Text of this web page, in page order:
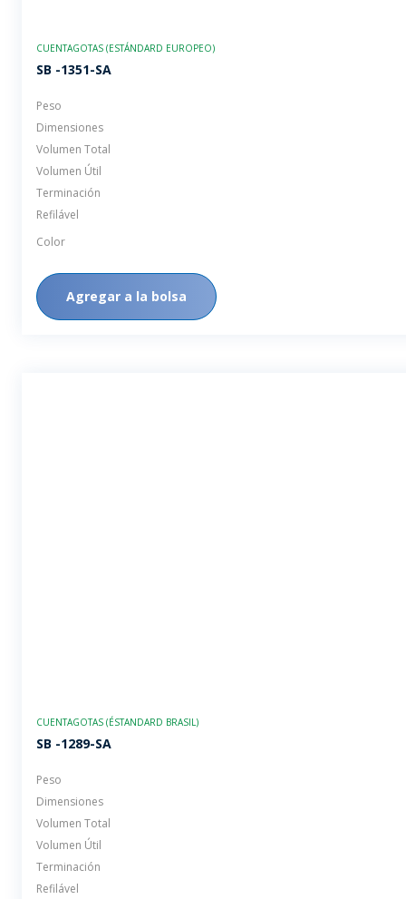
CUENTAGOTAS (ESTÁNDARD EUROPEO)
SB -1351-SA
Peso
Dimensiones
Volumen Total
Volumen Útil
Terminación
Refilável
Color
Agregar a la bolsa
CUENTAGOTAS (ÉSTANDARD BRASIL)
SB -1289-SA
Peso
Dimensiones
Volumen Total
Volumen Útil
Terminación
Refilável